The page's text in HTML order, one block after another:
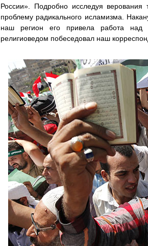
России». Подробно исследуя
проблему радикального исламизма.
наш регион его привела работа над
религиоведом побеседовал наш